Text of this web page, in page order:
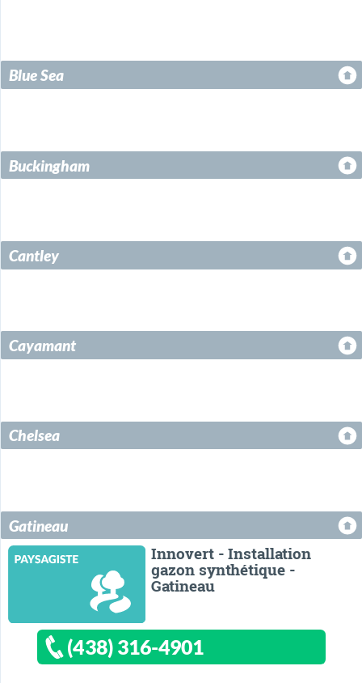
Blue Sea
Buckingham
Cantley
Cayamant
Chelsea
Gatineau
Innovert - Installation
gazon synthétique -
Gatineau
(438) 316-4901